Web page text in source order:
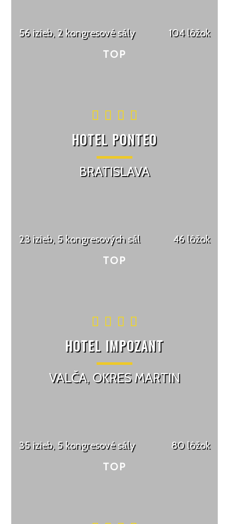
56 izieb, 2 kongresové sály 104 lôžok
HOTEL PONTEO
BRATISLAVA
23 izieb, 5 kongresových sál 46 lôžok
HOTEL IMPOZANT
VALČA, OKRES MARTIN
35 izieb, 5 kongresové sály 80 lôžok